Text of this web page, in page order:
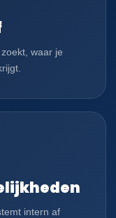
waar je
intern af